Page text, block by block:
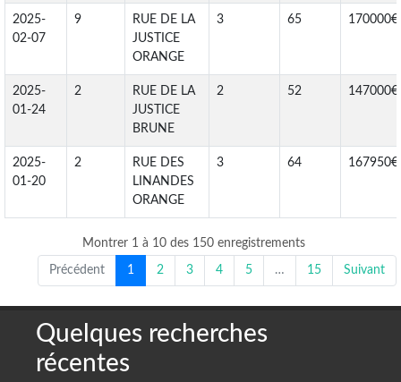
2025-
02-07
9
RUE DE LA
JUSTICE
ORANGE
3 65 170000€
2025-
01-24
2
RUE DE LA
JUSTICE
BRUNE
2 52 147000€
2025-
01-20
2
RUE DES
LINANDES
ORANGE
3 64 167950€
Montrer 1 à 10 des 150 enregistrements
Précédent 1 2 3 4 5 … 15 Suivant
Quelques recherches
récentes